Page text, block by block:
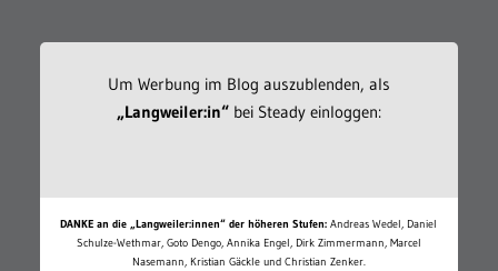
Um Werbung im Blog auszublenden, als
„Langweiler:in“bei Steady einloggen:
DANKE an die „Langweiler:innen“ der höheren Stufen: Andreas Wedel, Daniel
Schulze-Wethmar, Goto Dengo, Annika Engel, Dirk Zimmermann, Marcel
Nasemann, Kristian Gäckle und Christian Zenker.